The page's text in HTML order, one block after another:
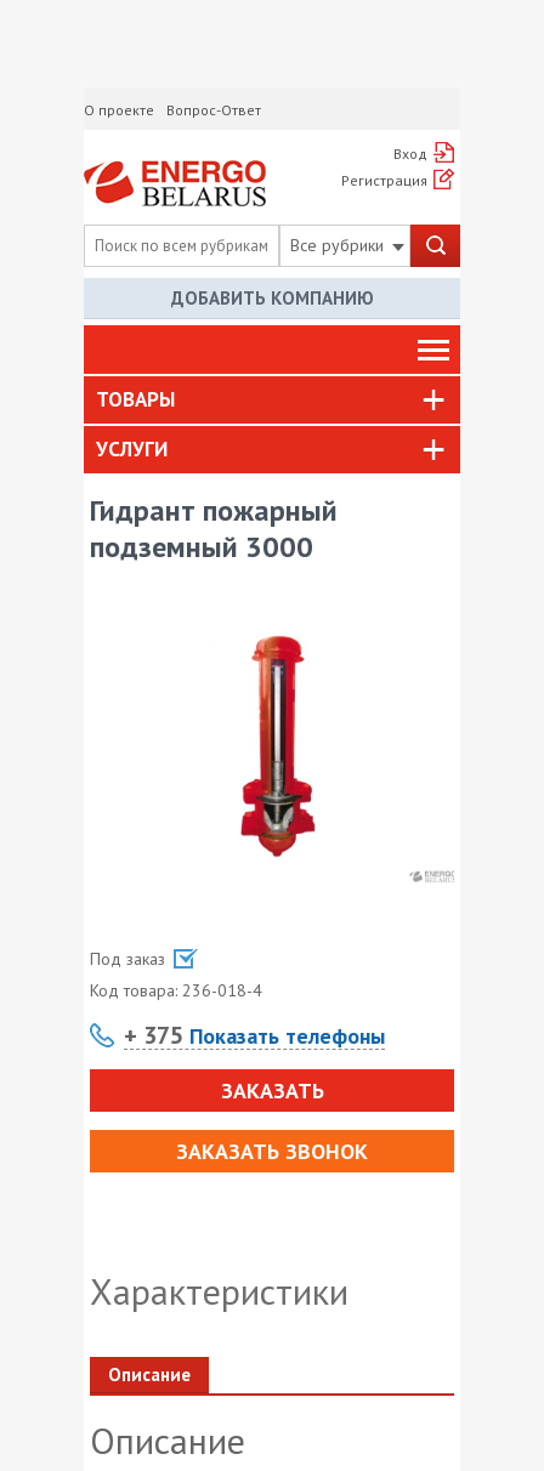
О проекте Вопрос-Ответ
Вход
Регистрация
Все рубрики
ДОБАВИТЬ КОМПАНИЮ
ТОВАРЫ
УСЛУГИ
Гидрант пожарный
подземный 3000
Под заказ
Код товара: 236-018-4
+ 375 Показать телефоны
ЗАКАЗАТЬ
ЗАКАЗАТЬ ЗВОНОК
Характеристики
Описание
Описание